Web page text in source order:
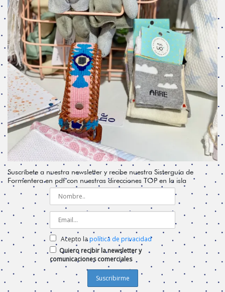
Suscríbete a nuestra newsletter y recibe nuestra Sisterguía de
Formentera en pdf con nuestras direcciones TOP en la isla
Acepto lapolítica de privacidad
Quiero recibir la newsletter y
comunicaciones comerciales